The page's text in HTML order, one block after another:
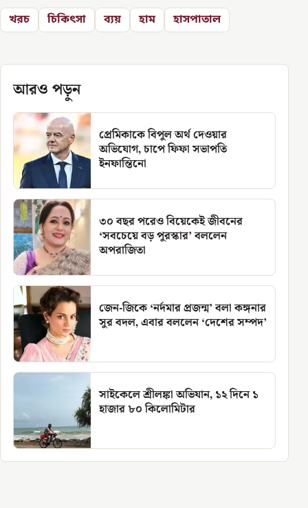
খরচ চিকিৎসা ব্যয় হাম হাসপাতাল
আরও পড়ুন
প্রেমিকাকে বিপুল অর্থ দেওয়ার
অভিযোগ, চাপে ফিফা সভাপতি
ইনফান্তিনো
৩০ বছর পরেও বিয়েকেই জীবনের
‘সবচেয়ে বড় পুরস্কার’ বললেন
অপরাজিতা
জেন-জিকে ‘নর্দমার প্রজন্ম’ বলা কঙ্গনার
সুর বদল, এবার বললেন ‘দেশের সম্পদ’
সাইকেলে শ্রীলঙ্কা অভিযান, ১২ দিনে ১
হাজার ৮০ কিলোমিটার